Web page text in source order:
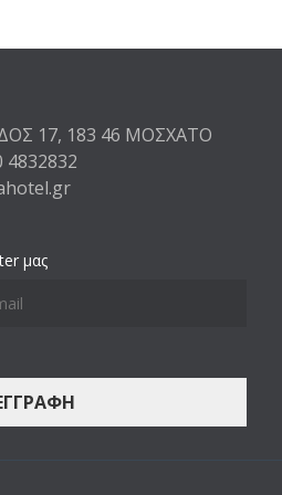
17, 183 46 ΜΟΣΧΑΤΟ
4832832
μας